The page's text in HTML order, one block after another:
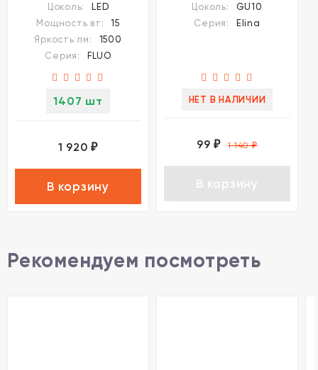
1500Лм
2700;3200;4000К 120°
UGR16 CRI95 IP44
Novotech FLUO
Цоколь:
LED
Мощность вт:
15
Яркость лм:
1500
Серия:
FLUO
1407 шт
1 920₽
В корзину
лампу 1xGU10 9W
Цоколь:
GU10
Серия:
Elina
НЕТ В НАЛИЧИИ
99₽ 1 140₽
В корзину
Рекомендуем посмотреть